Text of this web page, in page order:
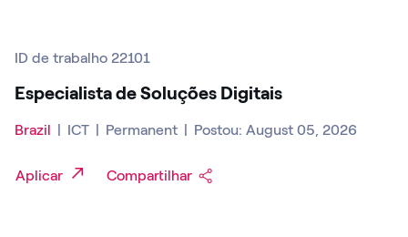
ID de trabalho 22101
Especialista de Soluções Digitais
Brazil ICT Permanent Postou: August 05, 2026
Aplicar Compartilhar